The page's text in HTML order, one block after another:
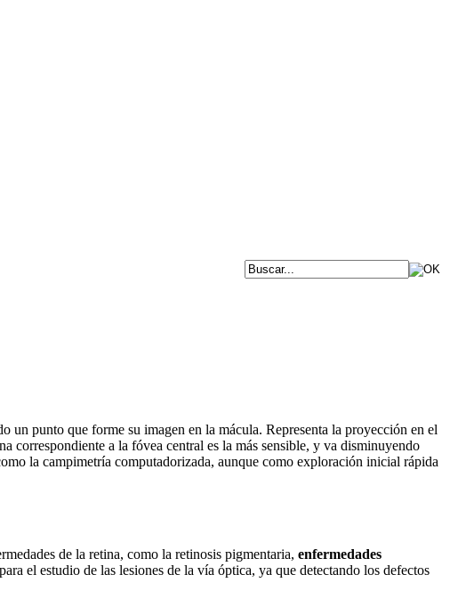
punto que forme su imagen en la mácula. Representa la proyección en el
correspondiente a la fóvea central es la más sensible, y va disminuyendo
la campimetría computadorizada, aunque como exploración inicial rápida
de la retina, como la retinosis pigmentaria, enfermedades
el estudio de las lesiones de la vía óptica, ya que detectando los defectos